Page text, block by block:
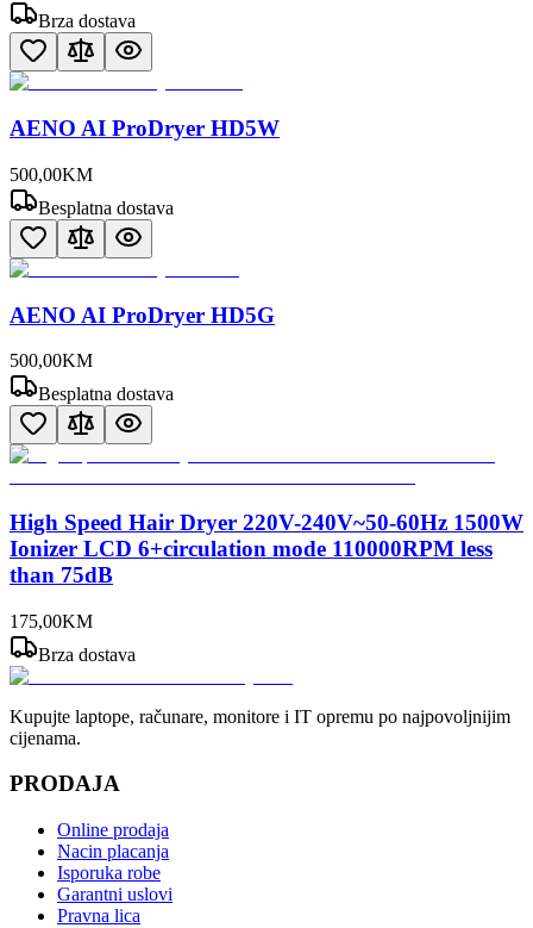
Brza dostava
AENO AI ProDryer HD5W
500,00KM
Besplatna dostava
AENO AI ProDryer HD5G
500,00KM
Besplatna dostava
High Speed Hair Dryer 220V-240V~50-60Hz 1500W
Ionizer LCD 6+circulation mode 110000RPM less
than 75dB
175,00KM
Brza dostava
Kupujte laptope, računare, monitore i IT opremu po najpovoljnijim
cijenama.
PRODAJA
Online prodaja
Nacin placanja
Isporuka robe
Garantni uslovi
Pravna lica